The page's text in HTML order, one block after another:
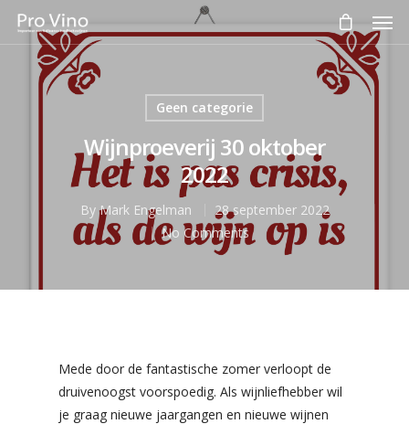
Geen categorie
Wijnproeverij 30 oktober
2022
ByMark Engelman
28 september 2022
No Comments
Mede door de fantastische zomer verloopt de
druivenoogst voorspoedig. Als wijnliefhebber wil
je graag nieuwe jaargangen en nieuwe wijnen